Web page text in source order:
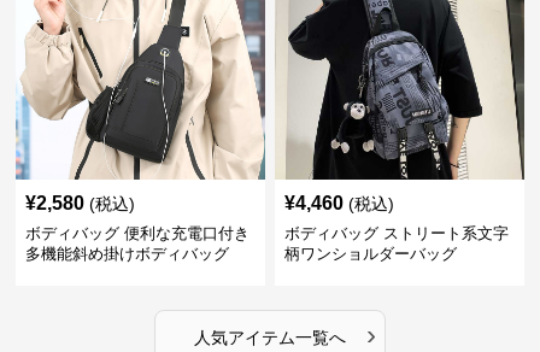
¥2,580 (税込)
ボディバッグ 便利な充電口付き
多機能斜め掛けボディバッグ
¥4,460 (税込)
ボディバッグ ストリート系文字
柄ワンショルダーバッグ
人気アイテム一覧へ ›